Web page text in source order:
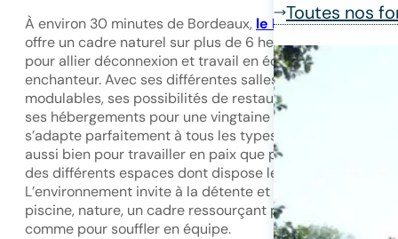
Toutes nos
À environ 30 minutes de Bordeaux, le Domaine de
offre un cadre naturel sur plus de 6 hectares, le lieu idéal
pour allier déconnexion et travail en équipe dans un
enchanteur. Avec ses différentes salles de réunion
modulables, ses possibilités de restauration sur place et
ses hébergements pour une vingtaine de personnes, il
s’adapte parfaitement à tous les types de séminaires
aussi bien pour travailler en paix que pour souffler au
des différents espaces dont dispose le Domaine.
L’environnement invite à la détente et à la cohésion :
piscine, nature, un cadre ressourçant pour travailler
comme pour souffler en équipe.